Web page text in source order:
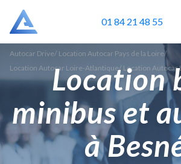
01 84 21 48 55
Autocar Drive/ Location Autocar Pays de la Loire/
Location Autocar Loire-Atlantique/ Location Autocar
Location
minibus et
à